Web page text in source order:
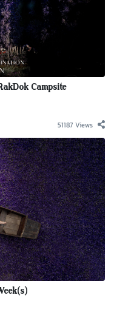
Campsite
51187 Views